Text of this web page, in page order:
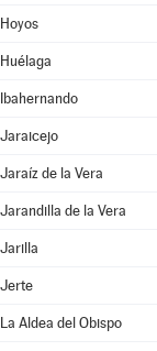
Hoyos
Huélaga
Ibahernando
Jaraicejo
Jaraíz de la Vera
Jarandilla de la Vera
Jarilla
Jerte
La Aldea del Obispo